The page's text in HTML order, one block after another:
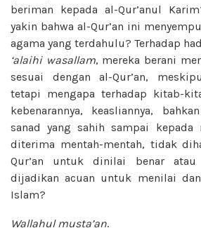
beriman kepada al-Qur’anul
yakin bahwa al-Qur’an ini
agama yang terdahulu? Terhadap
‘alaihi wasallam, mereka berani
sesuai dengan al-Qur’an,
tetapi mengapa terhadap kitab-
kebenarannya, keasliannya,
sanad yang sahih sampai kepada
diterima mentah-mentah, tidak
Qur’an untuk dinilai benar atau
dijadikan acuan untuk menilai
Islam?
Wallahul musta’an.